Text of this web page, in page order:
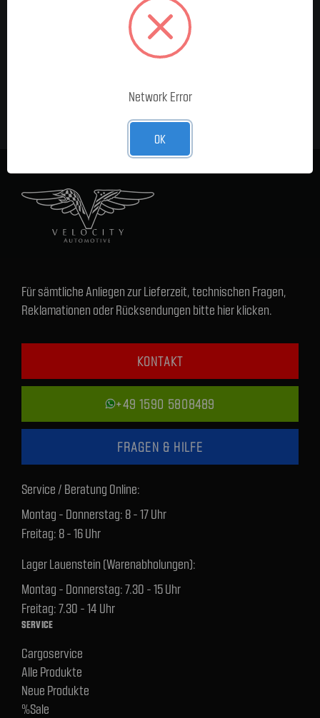
MELDE DICH FÜR UNSEREN
NEWSLETTER AN
Für sämtliche Anliegen zur Lieferzeit, technischen Fragen,
Reklamationen oder Rücksendungen bitte hier klicken.
KONTAKT
+49 1590 5808489
FRAGEN & HILFE
Service / Beratung Online:
Montag - Donnerstag: 8 - 17 Uhr
Freitag: 8 - 16 Uhr
Lager Lauenstein (Warenabholungen):
Montag - Donnerstag: 7.30 - 15 Uhr
Freitag: 7.30 - 14 Uhr
SERVICE
Cargoservice
Alle Produkte
Neue Produkte
%Sale
Network Error
OK